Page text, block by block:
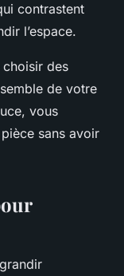
contrastent
l’espace.
choisir des
de votre
vous
sans avoir